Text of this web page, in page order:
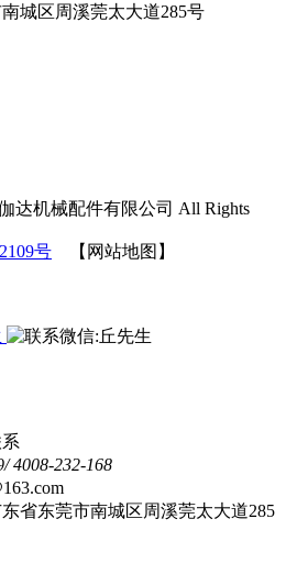
城区周溪莞太大道285号
达机械配件有限公司 All Rights
号 【网站地图】
4008-232-168
省东莞市南城区周溪莞太大道285